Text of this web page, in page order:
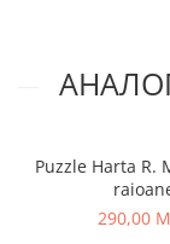
Puzzle Harta R.
290,00